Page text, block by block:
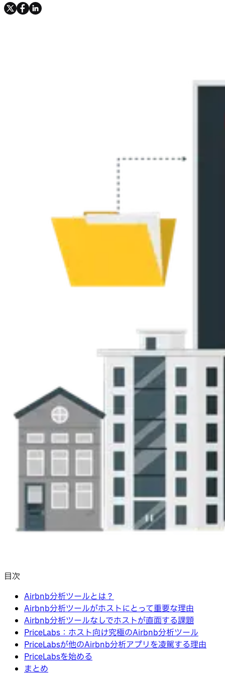
目次
Airbnb分析ツールとは？
Airbnb分析ツールがホストにとって重要な理由
Airbnb分析ツールなしでホストが直面する課題
PriceLabs：ホスト向け究極のAirbnb分析ツール
PriceLabsが他のAirbnb分析アプリを凌駕する理由
PriceLabsを始める
まとめ